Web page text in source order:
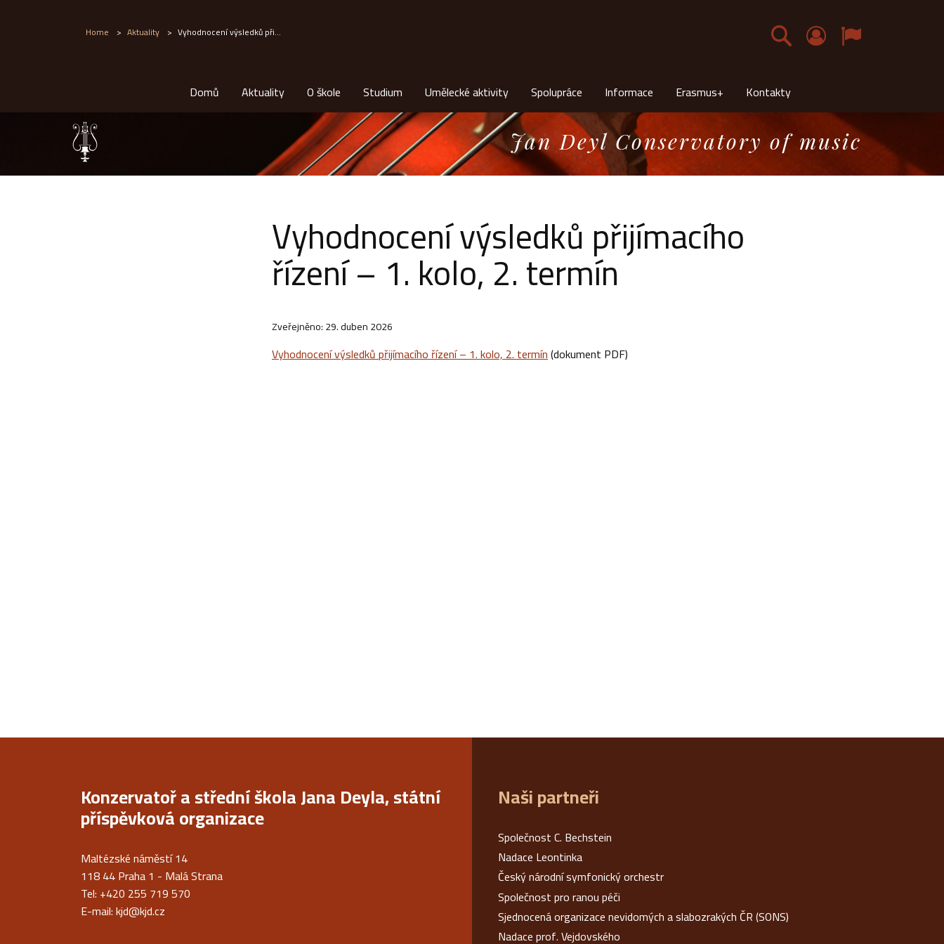
Home > Aktuality > Vyhodnocení výsledků při... Čeština
Domů Aktuality O škole Studium Umělecké aktivity Spolupráce Informace Erasmus+ Kontakty
Jan Deyl Conservatory of music
Vyhodnocení výsledků přijímacího
řízení – 1. kolo, 2. termín
Zveřejněno: 29. duben 2026
Vyhodnocení výsledků přijímacího řízení – 1. kolo, 2. termín(dokument PDF)
Konzervatoř a střední škola Jana Deyla, státní
příspěvková organizace
Maltézské náměstí 14
118 44 Praha 1 - Malá Strana
Tel: +420 255 719 570
E-mail:kjd@kjd.cz
Naši partneři
Společnost C. Bechstein
Nadace Leontinka
Český národní symfonický orchestr
Společnost pro ranou péči
Sjednocená organizace nevidomých a slabozrakých ČR (SONS)
Nadace prof. Vejdovského